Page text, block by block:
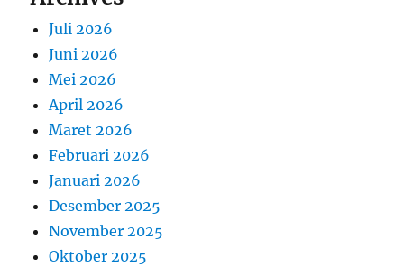
Juli 2026
Juni 2026
Mei 2026
April 2026
Maret 2026
Februari 2026
Januari 2026
Desember 2025
November 2025
Oktober 2025